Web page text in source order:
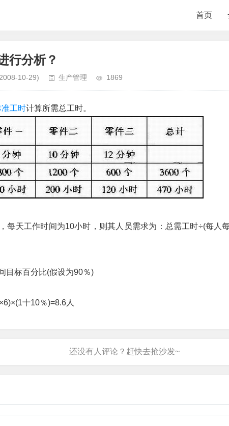
首页
行分析？
10-29) 生产管理 1869
准工时计算所需总工时。
每天工作时间为10小时，则其人员需求为：总需工时÷(每人
目标百分比(假设为90％)
十10％)=8.6人